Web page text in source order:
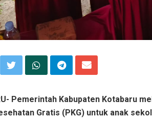
Pemerintah Kabupaten Kotabaru
Gratis (PKG) untuk anak